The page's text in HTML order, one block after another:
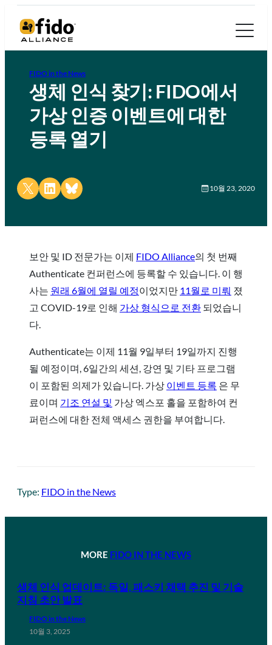
FIDO in the News
생체 인식 찾기: FIDO에서
가상 인증 이벤트에 대한
등록 열기
Share on X Share on LinkedIn
Share on Bluesky 10월 23, 2020
보안 및 ID 전문가는 이제 FIDO Alliance의 첫 번째
Authenticate 컨퍼런스에 등록할 수 있습니다. 이 행
사는 원래 6월에 열릴 예정이었지만 11월로 미뤄 졌
고 COVID-19로 인해 가상 형식으로 전환 되었습니
다.
Authenticate는 이제 11월 9일부터 19일까지 진행
될 예정이며, 6일간의 세션, 강연 및 기타 프로그램
이 포함된 의제가 있습니다. 가상 이벤트 등록 은 무
료이며 기조 연설 및 가상 엑스포 홀을 포함하여 컨
퍼런스에 대한 전체 액세스 권한을 부여합니다.
Type: FIDO in the News
MORE FIDO IN THE NEWS
생체 인식 업데이트: 독일, 패스키 채택 추진 및 기술
지침 초안 발표
FIDO in the News
10월 3, 2025